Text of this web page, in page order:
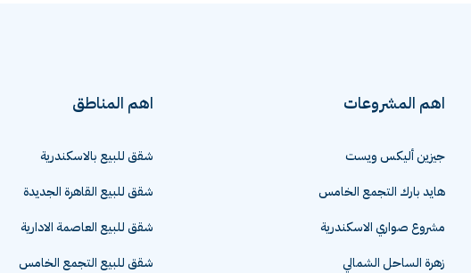
اهم المشروعات
جيزين أليكس ويست
هايد بارك التجمع الخامس
مشروع صواري الاسكندرية
زهرة الساحل الشمالي
اهم المناطق
شقق للبيع بالاسكندرية
شقق للبيع القاهرة الجديدة
شقق للبيع العاصمة الادارية
شقق للبيع التجمع الخامس